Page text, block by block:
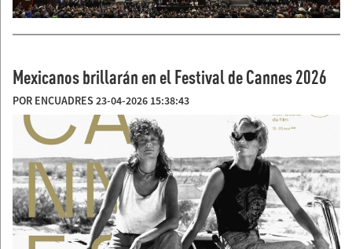
Mexicanos brillarán en el Festival de Cannes 2026
POR ENCUADRES 23-04-2026 15:38:43